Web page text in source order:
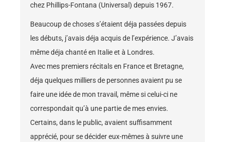
chez Phillips-Fontana (Universal) depuis 1967.
Beaucoup de choses s’étaient déja passées depuis
les débuts, j’avais déja acquis de l’expérience. J’avais
même déja chanté en Italie et à Londres.
Avec mes premiers récitals en France et Bretagne,
déja quelques milliers de personnes avaient pu se
faire une idée de mon travail, même si celui-ci ne
correspondait qu’à une partie de mes envies.
Certains, dans le public, avaient suffisamment
apprécié, pour se décider eux-mêmes à suivre une